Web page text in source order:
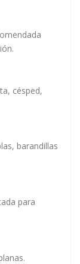
césped,
barandillas
para